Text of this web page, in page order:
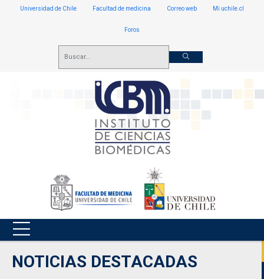
Universidad de Chile Facultad de medicina Correo web Mi uchile.cl
Foros
NOTICIAS DESTACADAS